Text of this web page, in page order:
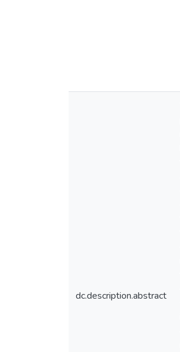
dc.description.abstract